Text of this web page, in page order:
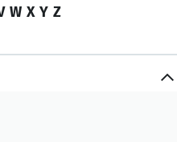
W X Y Z